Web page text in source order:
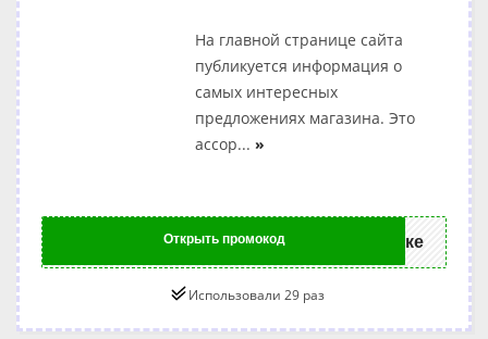
На главной странице сайта
публикуется информация о
самых интересных
предложениях магазина. Это
ассор... »
Открыть промокод ке
Использовали 29 раз